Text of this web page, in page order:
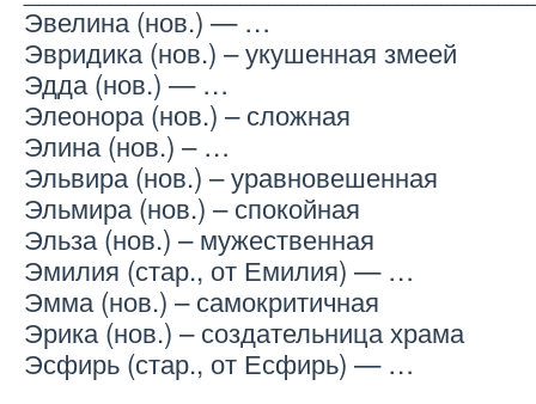
Эвелина (нов.) — …
Эвридика (нов.) – укушенная змеей
Эдда (нов.) — …
Элеонора (нов.) – сложная
Элина (нов.) – …
Эльвира (нов.) – уравновешенная
Эльмира (нов.) – спокойная
Эльза (нов.) – мужественная
Эмилия (стар., от Емилия) — …
Эмма (нов.) – самокритичная
Эрика (нов.) – создательница храма
Эсфирь (стар., от Есфирь) — …